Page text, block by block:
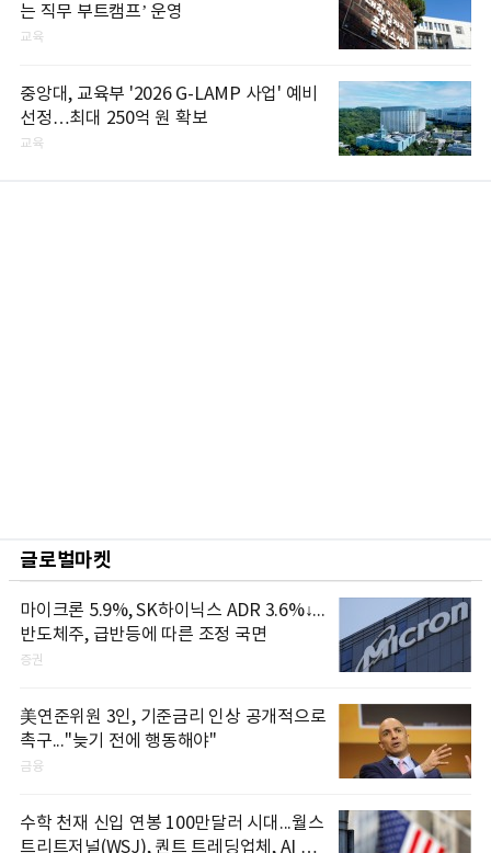
는 직무 부트캠프’ 운영
교육
중앙대, 교육부 '2026 G-LAMP 사업' 예비
선정…최대 250억 원 확보
교육
글로벌마켓
마이크론 5.9%, SK하이닉스 ADR 3.6%↓...
반도체주, 급반등에 따른 조정 국면
증권
美연준위원 3인, 기준금리 인상 공개적으로
촉구..."늦기 전에 행동해야"
금융
수학 천재 신입 연봉 100만달러 시대...월스
트리트저널(WSJ), 퀀트 트레딩업체, AI 기